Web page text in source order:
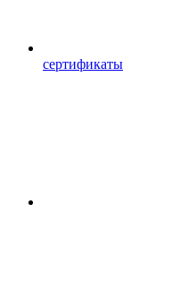
сертификаты